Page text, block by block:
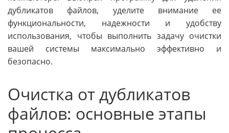
дубликатов файлов, уделите внимание ее
функциональности, надежности и удобству
использования, чтобы выполнить задачу очистки
вашей системы максимально эффективно и
безопасно.
Очистка от дубликатов
файлов: основные этапы